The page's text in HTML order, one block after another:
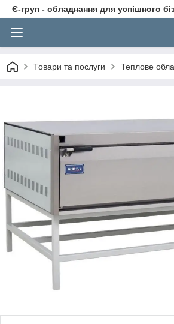
Є-груп - обладнання для успішного
Товари та послуги Теплове